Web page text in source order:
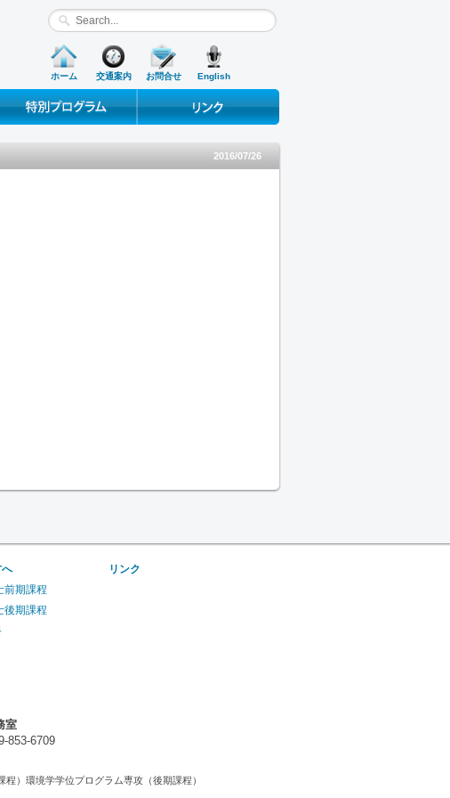
ホーム 交通案内 お問合せ English
2016/07/26
へ
前期課程
後期課程
リンク
室
853-6709
）環境学学位プログラム専攻（後期課程）